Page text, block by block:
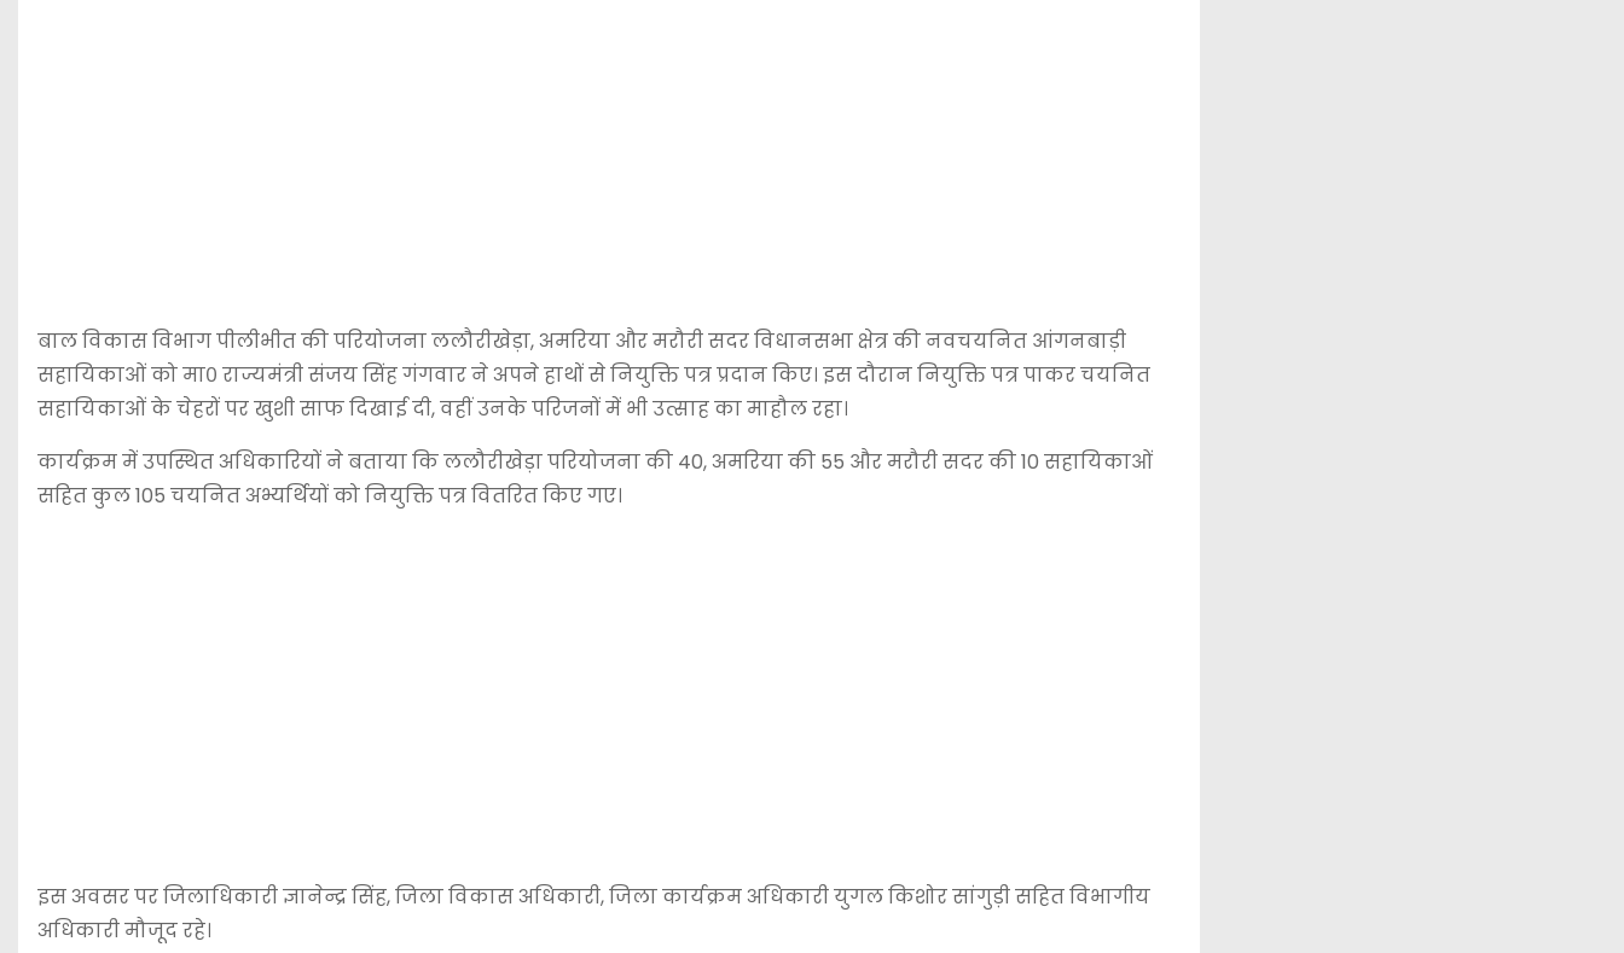
बाल विकास विभाग पीलीभीत की परियोजना ललौरीखेड़ा, अमरिया और मरौरी सदर विधानसभा क्षेत्र की नवचयनित आंगनबाड़ी
सहायिकाओं को मा० राज्यमंत्रीसंजय सिंह गंगवारने अपने हाथों से नियुक्ति पत्र प्रदान किए। इस दौरान नियुक्ति पत्र पाकर चयनित
सहायिकाओं के चेहरों पर खुशी साफ दिखाई दी, वहीं उनके परिजनों में भी उत्साह का माहौल रहा।
कार्यक्रम में उपस्थित अधिकारियों ने बताया कि ललौरीखेड़ा परियोजना की 40, अमरिया की 55 और मरौरी सदर की 10 सहायिकाओं
सहित कुल 105 चयनित अभ्यर्थियों को नियुक्ति पत्र वितरित किए गए।
इस अवसर पर जिलाधिकारीज्ञानेन्द्र सिंह, जिला विकास अधिकारी, जिला कार्यक्रम अधिकारीयुगल किशोर सांगुड़ीसहित विभागीय
अधिकारी मौजूद रहे।